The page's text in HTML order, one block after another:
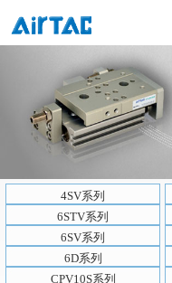
4SV系列
6STV系列
6SV系列
6D系列
CPV10S系列